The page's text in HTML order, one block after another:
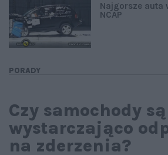
PORADY
Najgorsze auta
NCAP
Czy samochody są
wystarczająco
na zderzenia?